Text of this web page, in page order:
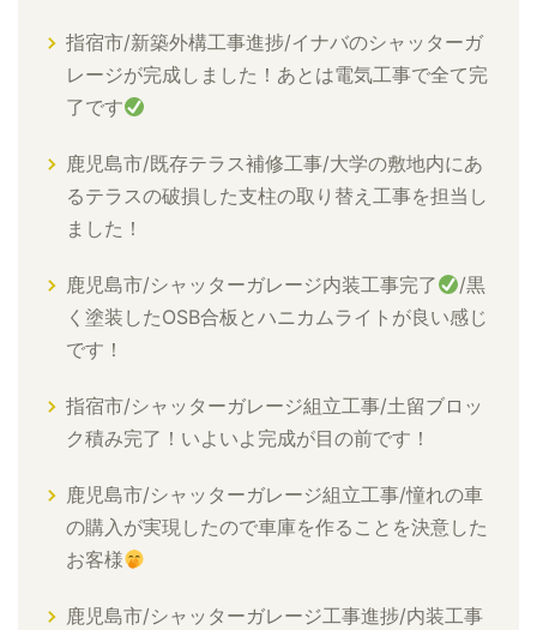
指宿市/新築外構工事進捗/イナバのシャッターガ
レージが完成しました！あとは電気工事で全て完
了です
鹿児島市/既存テラス補修工事/大学の敷地内にあ
るテラスの破損した支柱の取り替え工事を担当し
ました！
鹿児島市/シャッターガレージ内装工事完了
/黒
く塗装したOSB合板とハニカムライトが良い感じ
です！
指宿市/シャッターガレージ組立工事/土留ブロッ
ク積み完了！いよいよ完成が目の前です！
鹿児島市/シャッターガレージ組立工事/憧れの車
の購入が実現したので車庫を作ることを決意した
お客様
鹿児島市/シャッターガレージ工事進捗/内装工事